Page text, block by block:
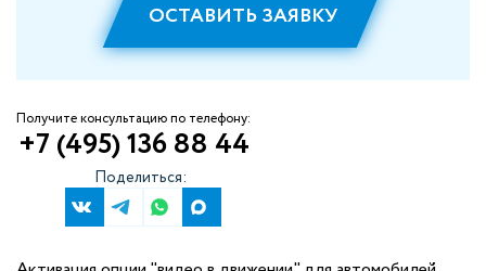
ОСТАВИТЬ ЗАЯВКУ
Получите консультацию по телефону:
+7 (495) 136 88 44
Поделиться: